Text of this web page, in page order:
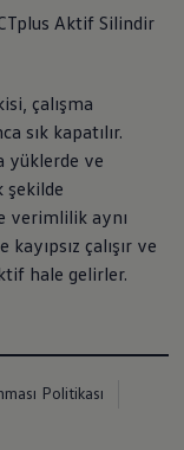
Aktif Silindir
çalışma
sık kapatılır.
yüklerde ve
şekilde
verimlilik aynı
çalışır ve
hale gelirler.
Politikası